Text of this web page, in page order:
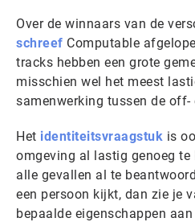
Over de winnaars van de
schreef Computable
tracks hebben een grote
misschien wel het meest
samenwerking tussen de off-
Het identiteitsvraagstuk is
omgeving al lastig genoeg te
alle gevallen al te
een persoon kijkt, dan zie je
bepaalde eigenschappen